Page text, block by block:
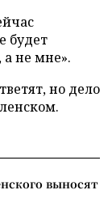
будет
не мне».
но дело
выносят